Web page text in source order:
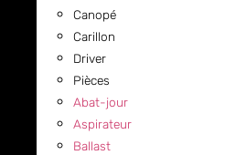
Canopé
Carillon
Driver
Pièces
Abat-jour
Aspirateur
Ballast